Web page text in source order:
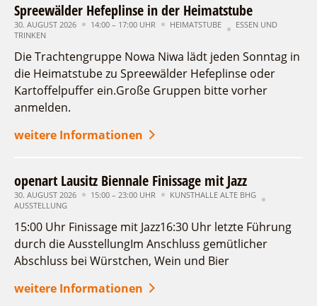
Spreewälder Hefeplinse in der Heimatstube
30. AUGUST 2026 14:00 – 17:00 UHR HEIMATSTUBE
ESSEN UND
TRINKEN
Die Trachtengruppe Nowa Niwa lädt jeden Sonntag in
die Heimatstube zu Spreewälder Hefeplinse oder
Kartoffelpuffer ein.Große Gruppen bitte vorher
anmelden.
weitere Informationen
openart Lausitz Biennale Finissage mit Jazz
30. AUGUST 2026 15:00 – 23:00 UHR
KUNSTHALLE ALTE BHG
AUSSTELLUNG
15:00 Uhr Finissage mit Jazz16:30 Uhr letzte Führung
durch die AusstellungIm Anschluss gemütlicher
Abschluss bei Würstchen, Wein und Bier
weitere Informationen